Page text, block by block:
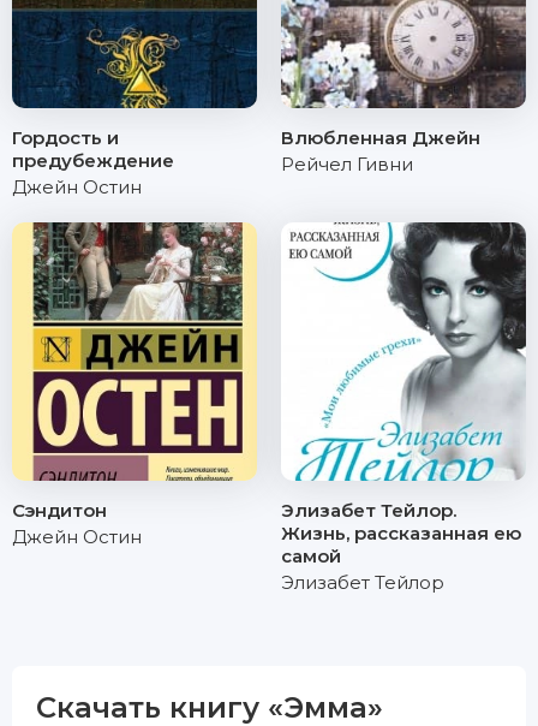
Гордость и
предубеждение
Джейн Остин
Влюбленная Джейн
Рейчел Гивни
Сэндитон
Джейн Остин
Элизабет Тейлор.
Жизнь, рассказанная ею
самой
Элизабет Тейлор
Скачать книгу «Эмма»